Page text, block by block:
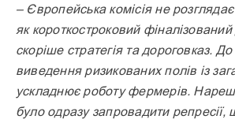
– Європейська комісія не
як короткостроковий
скоріше стратегія та дороговказ.
виведення ризикованих полів із
ускладнює роботу фермерів.
було одразу запровадити репресії,